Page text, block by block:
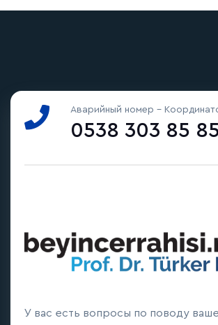
Аварийный номер -
0538 303 85
У вас есть вопросы по поводу